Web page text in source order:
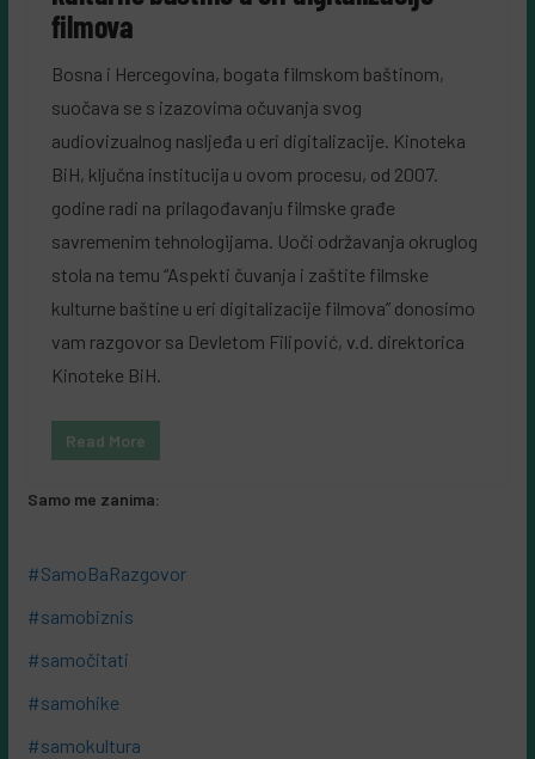
filmova
Bosna i Hercegovina, bogata filmskom baštinom,
suočava se s izazovima očuvanja svog
audiovizualnog nasljeđa u eri digitalizacije. Kinoteka
BiH, ključna institucija u ovom procesu, od 2007.
godine radi na prilagođavanju filmske građe
savremenim tehnologijama. Uoči održavanja okruglog
stola na temu “Aspekti čuvanja i zaštite filmske
kulturne baštine u eri digitalizacije filmova” donosimo
vam razgovor sa Devletom Filipović, v.d. direktorica
Kinoteke BiH.
Read More
Samo me zanima:
#SamoBaRazgovor
#samobiznis
#samočitati
#samohike
#samokultura